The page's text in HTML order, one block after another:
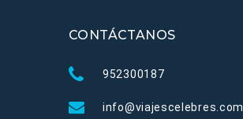
CONTÁCTANOS
952300187
info@viajescelebres.com